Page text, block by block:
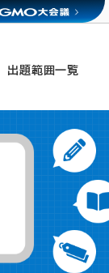
出題範囲一覧